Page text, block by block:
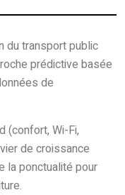
du transport public
prédictive basée
de
(confort, Wi-Fi,
de croissance
la ponctualité pour